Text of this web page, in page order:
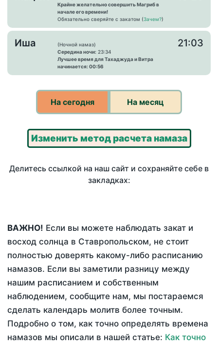
Крайне желательно совершить Магриб в
начале его времени!
Обязательно сверяйте с закатом (Зачем?)
Иша
(Ночной намаз)
Середина ночи: 23:34
Лучшее время для Тахаджуда и Витра
начинается: 00:56
21:03
На сегодня На месяц
Изменить метод расчета намаза
Делитесь ссылкой на наш сайт и сохраняйте себе в
закладках:
ВАЖНО! Если вы можете наблюдать закат и
восход солнца в Ставропольском, не стоит
полностью доверять какому-либо расписанию
намазов. Если вы заметили разницу между
нашим расписанием и собственным
наблюдением, сообщите нам, мы постараемся
сделать календарь молитв более точным.
Подробно о том, как точно определять времена
намазов мы описали в нашей статье: Как точно